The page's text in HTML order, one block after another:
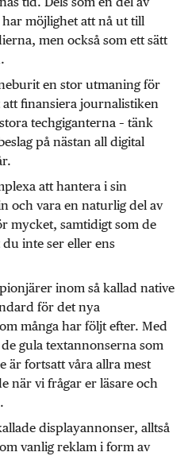
möjlighet att nå ut till
men också som ett sätt
en stor utmaning för
finansiera journalistiken
techgiganterna – tänk
på nästan all digital
att hantera i sin
och vara en naturlig del av
mycket, samtidigt som de
inte ser eller ens
inom så kallad native
för det nya
många har följt efter. Med
gula textannonserna som
är fortsatt våra allra mest
när vi frågar er läsare och
displayannonser, alltså
vanlig reklam i form av